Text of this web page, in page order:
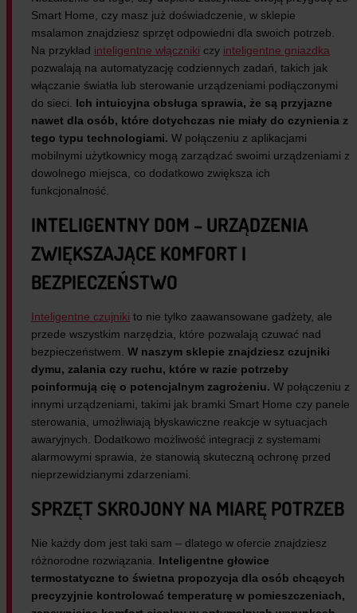
Smart Home, czy masz już doświadczenie, w sklepie
msalamon znajdziesz sprzęt odpowiedni dla swoich potrzeb.
Na przykład inteligentne włączniki czy inteligentne gniazdka
pozwalają na automatyzację codziennych zadań, takich jak
włączanie światła lub sterowanie urządzeniami podłączonymi
do sieci. Ich intuicyjna obsługa sprawia, że są przyjazne
nawet dla osób, które dotychczas nie miały do czynienia z
tego typu technologiami. W połączeniu z aplikacjami
mobilnymi użytkownicy mogą zarządzać swoimi urządzeniami z
dowolnego miejsca, co dodatkowo zwiększa ich
funkcjonalność.
INTELIGENTNY DOM – URZĄDZENIA
ZWIĘKSZAJĄCE KOMFORT I
BEZPIECZEŃSTWO
Inteligentne czujniki to nie tylko zaawansowane gadżety, ale
przede wszystkim narzędzia, które pozwalają czuwać nad
bezpieczeństwem. W naszym sklepie znajdziesz czujniki
dymu, zalania czy ruchu, które w razie potrzeby
poinformują cię o potencjalnym zagrożeniu. W połączeniu z
innymi urządzeniami, takimi jak bramki Smart Home czy panele
sterowania, umożliwiają błyskawiczne reakcje w sytuacjach
awaryjnych. Dodatkowo możliwość integracji z systemami
alarmowymi sprawia, że stanowią skuteczną ochronę przed
nieprzewidzianymi zdarzeniami.
SPRZĘT SKROJONY NA MIARĘ POTRZEB
Nie każdy dom jest taki sam – dlatego w ofercie znajdziesz
różnorodne rozwiązania. Inteligentne głowice
termostatyczne to świetna propozycja dla osób chcących
precyzyjnie kontrolować temperaturę w pomieszczeniach,